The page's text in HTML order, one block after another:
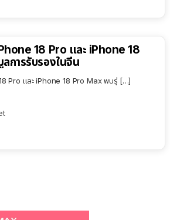
18 Pro และ iPhone 18
การรับรองในจีน
Pro และ iPhone 18 Pro Max พบรุ่ […]